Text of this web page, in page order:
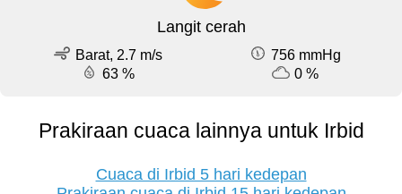
Langit cerah
Barat, 2.7 m/s
756 mmHg
63 %
0 %
Prakiraan cuaca lainnya untuk Irbid
Cuaca di Irbid 5 hari kedepan